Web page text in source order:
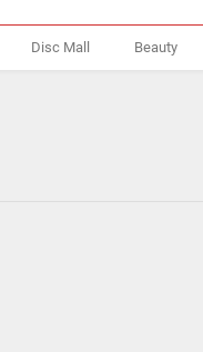
Disc Mall Beauty